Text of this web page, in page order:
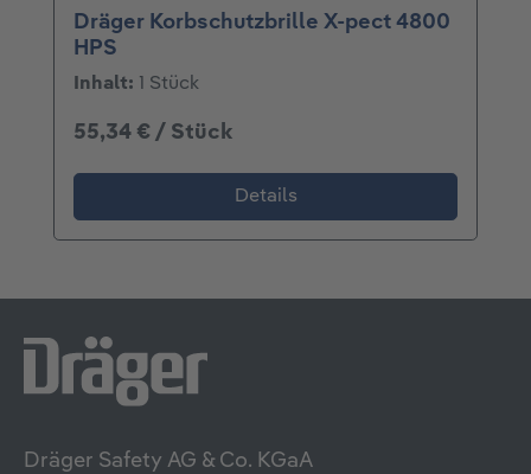
Durchschnittliche Bewertung von 5 von 5
Dräger Korbschutzbrille X-pect 4800
HPS
Inhalt: 1 Stück
55,34 € / Stück
Details
Dräger Safety AG & Co. KGaA